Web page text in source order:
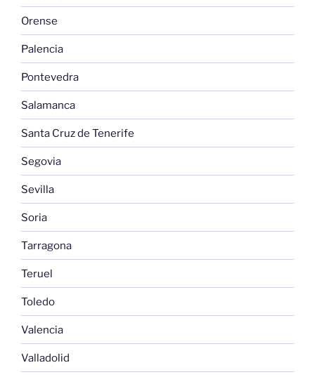
Orense
Palencia
Pontevedra
Salamanca
Santa Cruz de Tenerife
Segovia
Sevilla
Soria
Tarragona
Teruel
Toledo
Valencia
Valladolid